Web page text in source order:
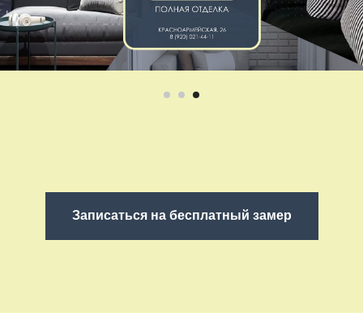
Записаться на бесплатный замер